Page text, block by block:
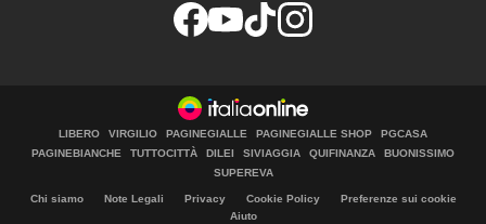
LIBERO VIRGILIO PAGINEGIALLE PAGINEGIALLE SHOP
PGCASA
PAGINEBIANCHE
TUTTOCITTÀ DILEI SIVIAGGIA QUIFINANZA
BUONISSIMO
SUPEREVA
Chi siamo Note Legali Privacy Cookie Policy
Preferenze sui cookie
Aiuto